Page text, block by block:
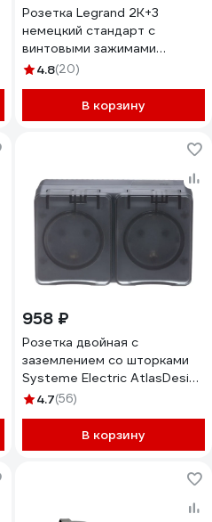
Розетка Legrand 2К+3
немецкий стандарт с
винтовыми зажимами
Программа Plexo серый 16 A
4.8(20)
В корзину
958 ₽
Розетка двойная с
заземлением со шторками
Systeme Electric AtlasDesign
Profi IP54, 16 АХ, 250 В,
Антрацит ATN544026
4.7(56)
В корзину